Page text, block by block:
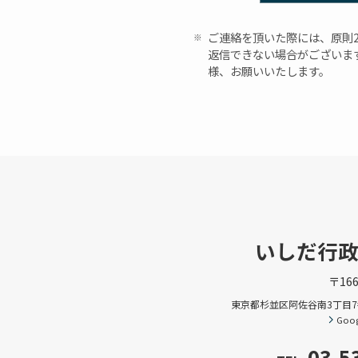
ご連絡を頂いた際には、原
返信できない場合がござい
様、お願いいたします。
いしだ行
〒
東京都杉並区阿佐谷南3丁目